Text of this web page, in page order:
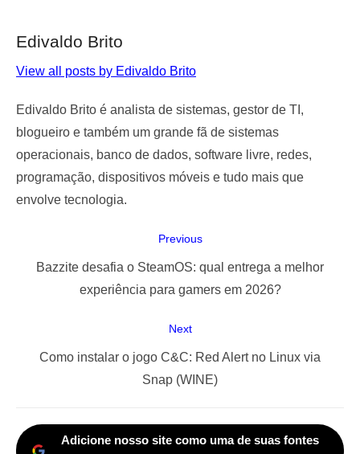
Edivaldo Brito
View all posts by Edivaldo Brito
Edivaldo Brito é analista de sistemas, gestor de TI,
blogueiro e também um grande fã de sistemas
operacionais, banco de dados, software livre, redes,
programação, dispositivos móveis e tudo mais que
envolve tecnologia.
Previous
Previous
Bazzite desafia o SteamOS: qual entrega a melhor
experiência para gamers em 2026?
Next
NextComo instalar o jogo C&C: Red Alert no Linux via
Snap (WINE)
Adicione nosso site como uma de suas fontes